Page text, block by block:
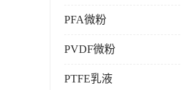
PFA微粉
PVDF微粉
PTFE乳液